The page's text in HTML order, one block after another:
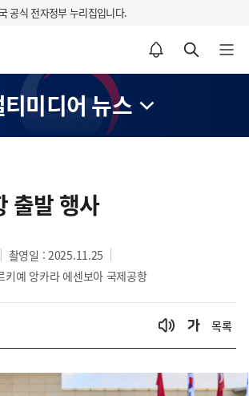
공식 전자정부 누리집입니다.
알림설정 바로가기 검색 바로가기 메뉴 열기
티미디어 뉴스
출발 행사
촬영일 : 2025.11.25
키예 앙카라 에센보아 국제공항
목록